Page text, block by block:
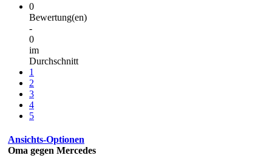
0
Bewertung(en)
-
0
im
Durchschnitt
1
2
3
4
5
Ansichts-Optionen
Oma gegen Mercedes